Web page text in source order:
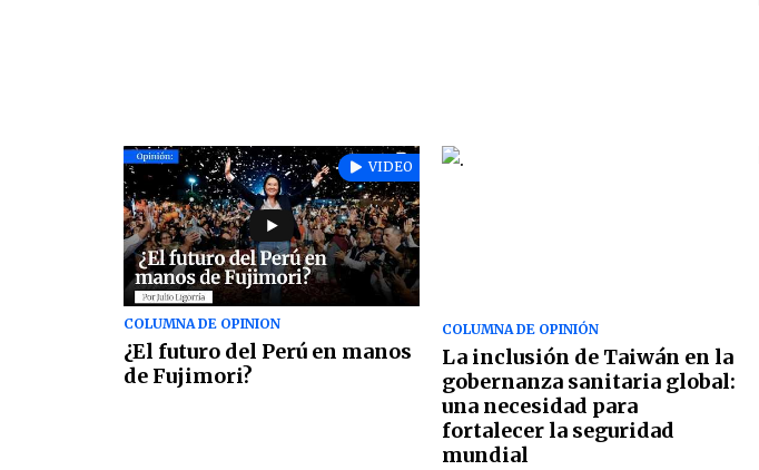
VIDEO
COLUMNA DE OPINION
¿El futuro del Perú en manos
de Fujimori?
COLUMNA DE OPINIÓN
La inclusión de Taiwán en la
gobernanza sanitaria global:
una necesidad para
fortalecer la seguridad
mundial